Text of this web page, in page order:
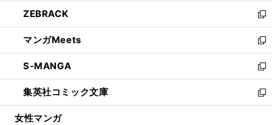
く
で
開
く
ン
ド
ウ
で
開
く
ウ
ィ
ン
ド
ウ
で
開
く
し
い
ウ
ィ
ン
ド
ウ
で
開
ZEBRACK
新
し
い
ウ
ィ
ン
ド
ウ
マンガMeets
新
し
い
ウ
ィ
ン
S-MANGA
新
し
い
ウ
集英社コミック文庫
新
し
女性マンガ